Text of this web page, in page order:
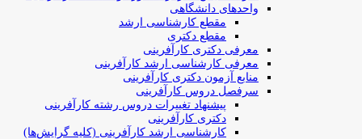
واحدهای دانشگاهی
مقطع کارشناسی ارشد
مقطع دکتری
معرفی دکتری کارآفرینی
معرفی کارشناسی ارشد کارآفرینی
منابع آزمون دکتری کارآفرینی
سرفصل دروس کارآفرینی
پیشنهاد تغییرات دروس رشته کارآفرینی
دکتری کارآفرینی
کارشناسی ارشد کارآفرینی (کلیه گرایش‌ها)